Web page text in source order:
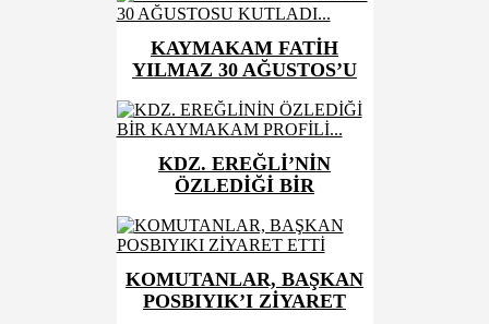
KAYMAKAM FATİH
YILMAZ 30 AĞUSTOS’U
KDZ. EREĞLİ’NİN
ÖZLEDİĞİ BİR
KOMUTANLAR, BAŞKAN
POSBIYIK’I ZİYARET